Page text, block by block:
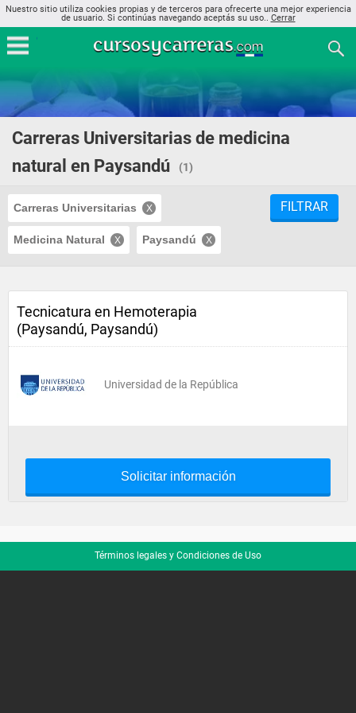
Nuestro sitio utiliza cookies propias y de terceros para ofrecerte una mejor experiencia
de usuario. Si continúas navegando aceptás su uso.. Cerrar
Carreras Universitarias de medicina
natural en Paysandú
(1)
Carreras Universitarias
Medicina Natural Paysandú
FILTRAR
Tecnicatura en Hemoterapia
(Paysandú, Paysandú)
Universidad de la República
Solicitar información
Términos legales y Condiciones de Uso